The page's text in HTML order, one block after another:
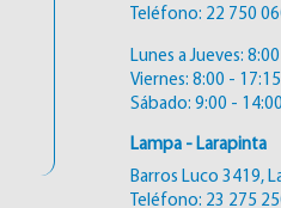
Teléfono: 22 750
Lunes a Jueves:
Viernes: 8:00 -
Sábado: 9:00 -
Lampa - Larapinta
Barros Luco 3419,
Teléfono: 23 275